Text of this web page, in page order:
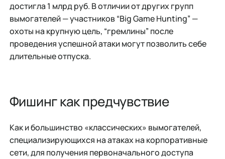
достигла 1 млрд руб. В отличии от других групп
вымогателей — участников “Big Game Hunting” —
охоты на крупную цель, “гремлины” после
проведения успешной атаки могут позволить себе
длительные отпуска.
Фишинг как предчувствие
Как и большинство «классических» вымогателей,
специализирующихся на атаках на корпоративные
сети, для получения первоначального доступа